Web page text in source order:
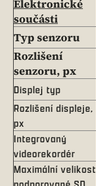
Elektronické
součásti
Typ senzoru
Rozlišení
senzoru, px
Displej typ
Rozlišení displeje,
px
Integrovaný
videorekordér
Maximální velikost